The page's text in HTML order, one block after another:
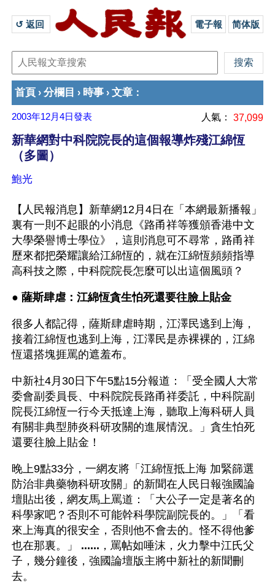
↺ 返回 電子報 简体版
首頁 › 分欄目 › 時事 › 文章 ：
2003年12月4日發表 人氣： 37,099
新華網對中科院院長的這個報導炸殘江綿恆
（多圖）
鮑光
【人民報消息】新華網12月4日在「本網最新播報」
裏有一則不起眼的小消息《路甬祥等獲頒香港中文
大學榮譽博士學位》，這則消息可不尋常，路甬祥
歷來都把榮耀讓給江綿恆的，就在江綿恆頻頻指導
高科技之際，中科院院長怎麼可以出這個風頭？
● 薩斯肆虐：江綿恆貪生怕死還要往臉上貼金
很多人都記得，薩斯肆虐時期，江澤民逃到上海，
接着江綿恆也逃到上海，江澤民是赤裸裸的，江綿
恆還搭塊捱罵的遮羞布。
中新社4月30日下午5點15分報道：「受全國人大常
委會副委員長、中科院院長路甬祥委託，中科院副
院長江綿恆一行今天抵達上海，聽取上海科研人員
有關非典型肺炎科研攻關的進展情況。」貪生怕死
還要往臉上貼金！
晚上9點33分，一網友將「江綿恆抵上海 加緊篩選
防治非典藥物科研攻關」的新聞在人民日報強國論
壇貼出後，網友馬上罵道：「大公子一定是著名的
科學家吧？否則不可能幹科學院副院長的。」「看
來上海真的很安全，否則他不會去的。怪不得他爹
也在那裏。」 ...... ，罵帖如唾沫，火力擊中江氏父
子，幾分鐘後，強國論壇版主將中新社的新聞刪
去。